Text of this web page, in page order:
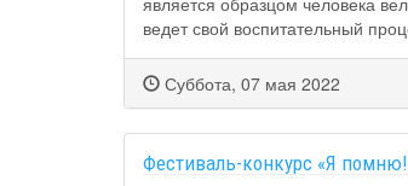
ведет свой воспитательный
Суббота, 07 мая 2022
Фестиваль-конкурс «Я